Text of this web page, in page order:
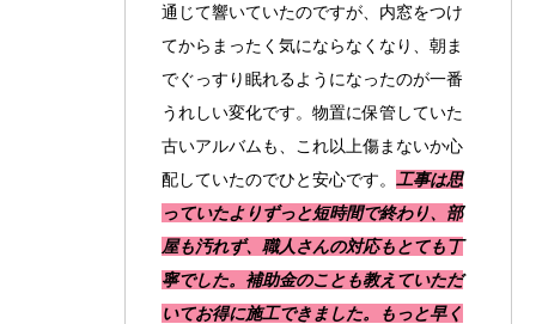
通じて響いていたのですが、内窓をつけ
てからまったく気にならなくなり、朝ま
でぐっすり眠れるようになったのが一番
うれしい変化です。物置に保管していた
古いアルバムも、これ以上傷まないか心
配していたのでひと安心です。 工事は思
っていたよりずっと短時間で終わり、部
屋も汚れず、職人さんの対応もとても丁
寧でした。補助金のことも教えていただ
いてお得に施工できました。もっと早く